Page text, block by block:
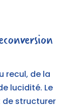
recul, de la
lucidité. Le
structurer